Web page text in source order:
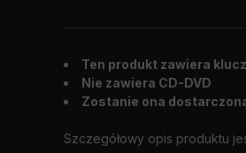
Ten produkt zawiera
Nie zawiera CD-DVD
Zostanie ona
Szczegółowy opis produktu
Wygląd zewnętrzny: